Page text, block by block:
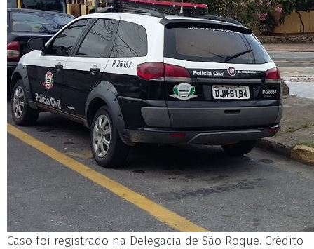
Caso foi registrado na Delegacia de São Roque. Crédito